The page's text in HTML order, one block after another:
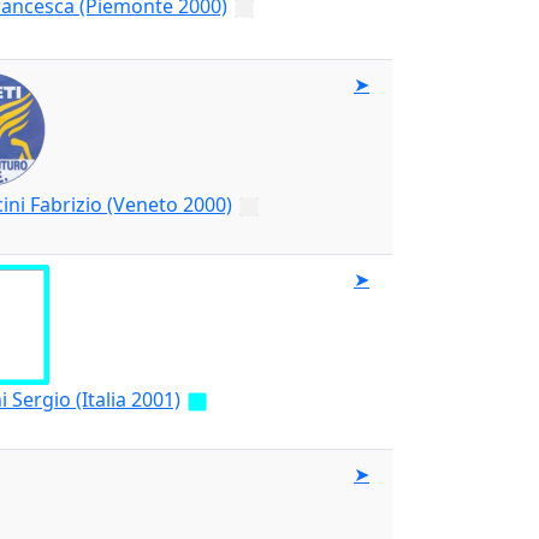
(Piemonte 2000)
Fabrizio (Veneto 2000)
➤
Sergio (Italia 2001)
➤
➤